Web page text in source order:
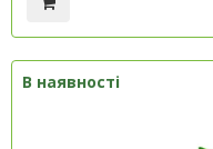
В наявності